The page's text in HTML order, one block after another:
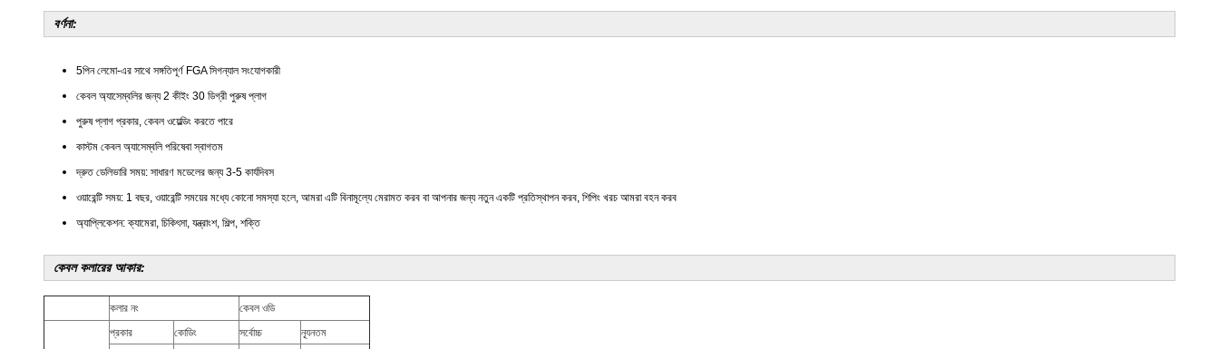
বর্ণনা:
5পিন লেমো-এর সাথে সঙ্গতিপূর্ণ FGA সিগন্যাল সংযোগকারী
কেবল অ্যাসেম্বলির জন্য 2 কীইং 30 ডিগ্রী পুরুষ প্লাগ
পুরুষ প্লাগ প্রকার, কেবল ওয়েল্ডিং করতে পারে
কাস্টম কেবল অ্যাসেম্বলি পরিষেবা স্বাগতম
দ্রুত ডেলিভারি সময়: সাধারণ মডেলের জন্য 3-5 কার্যদিবস
ওয়ারেন্টি সময়: 1 বছর, ওয়ারেন্টি সময়ের মধ্যে কোনো সমস্যা হলে, আমরা এটি বিনামূল্যে মেরামত করব বা আপনার জন্য নতুন একটি প্রতিস্থাপন করব, শিপিং খরচ আমরা বহন করব
অ্যাপ্লিকেশন: ক্যামেরা, চিকিৎসা, যন্ত্রাংশ, শিল্প, শক্তি
কেবল কলারের আকার:
কলার নং কেবল ওডি
প্রকার কোডিং সর্বোচ্চ
ন্যূনতম